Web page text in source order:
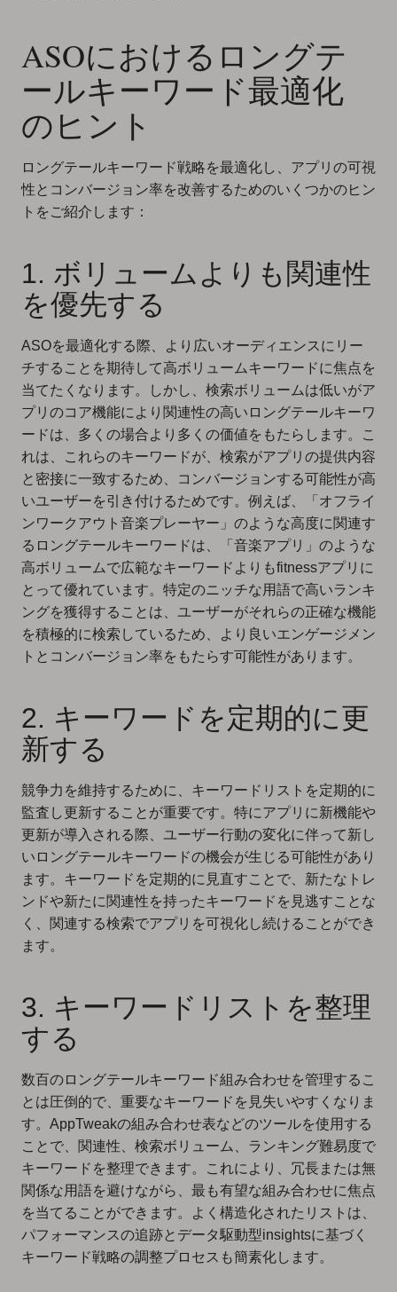
ASOにおけるロングテ
ールキーワード最適化
のヒント
ロングテールキーワード戦略を最適化し、アプリの可視
性とコンバージョン率を改善するためのいくつかのヒン
トをご紹介します：
1. ボリュームよりも関連性
を優先する
ASOを最適化する際、より広いオーディエンスにリー
チすることを期待して高ボリュームキーワードに焦点を
当てたくなります。しかし、検索ボリュームは低いがア
プリのコア機能により関連性の高いロングテールキーワ
ードは、多くの場合より多くの価値をもたらします。こ
れは、これらのキーワードが、検索がアプリの提供内容
と密接に一致するため、コンバージョンする可能性が高
いユーザーを引き付けるためです。例えば、「オフライ
ンワークアウト音楽プレーヤー」のような高度に関連す
るロングテールキーワードは、「音楽アプリ」のような
高ボリュームで広範なキーワードよりもfitnessアプリに
とって優れています。特定のニッチな用語で高いランキ
ングを獲得することは、ユーザーがそれらの正確な機能
を積極的に検索しているため、より良いエンゲージメン
トとコンバージョン率をもたらす可能性があります。
2. キーワードを定期的に更
新する
競争力を維持するために、キーワードリストを定期的に
監査し更新することが重要です。特にアプリに新機能や
更新が導入される際、ユーザー行動の変化に伴って新し
いロングテールキーワードの機会が生じる可能性があり
ます。キーワードを定期的に見直すことで、新たなトレ
ンドや新たに関連性を持ったキーワードを見逃すことな
く、関連する検索でアプリを可視化し続けることができ
ます。
3. キーワードリストを整理
する
数百のロングテールキーワード組み合わせを管理するこ
とは圧倒的で、重要なキーワードを見失いやすくなりま
す。AppTweakの組み合わせ表などのツールを使用する
ことで、関連性、検索ボリューム、ランキング難易度で
キーワードを整理できます。これにより、冗長または無
関係な用語を避けながら、最も有望な組み合わせに焦点
を当てることができます。よく構造化されたリストは、
パフォーマンスの追跡とデータ駆動型insightsに基づく
キーワード戦略の調整プロセスも簡素化します。